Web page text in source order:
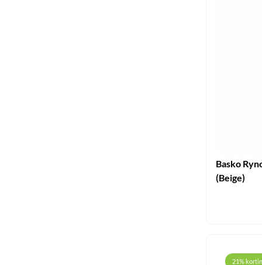
Basko
(Beige)
21%